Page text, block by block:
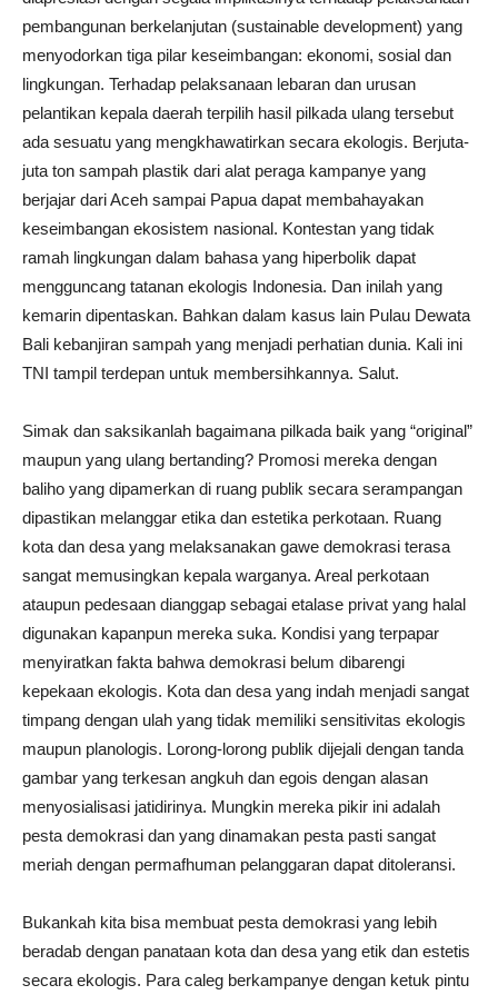
pembangunan berkelanjutan (sustainable development) yang
menyodorkan tiga pilar keseimbangan: ekonomi, sosial dan
lingkungan. Terhadap pelaksanaan lebaran dan urusan
pelantikan kepala daerah terpilih hasil pilkada ulang tersebut
ada sesuatu yang mengkhawatirkan secara ekologis. Berjuta-
juta ton sampah plastik dari alat peraga kampanye yang
berjajar dari Aceh sampai Papua dapat membahayakan
keseimbangan ekosistem nasional. Kontestan yang tidak
ramah lingkungan dalam bahasa yang hiperbolik dapat
mengguncang tatanan ekologis Indonesia. Dan inilah yang
kemarin dipentaskan. Bahkan dalam kasus lain Pulau Dewata
Bali kebanjiran sampah yang menjadi perhatian dunia. Kali ini
TNI tampil terdepan untuk membersihkannya. Salut.
Simak dan saksikanlah bagaimana pilkada baik yang “original”
maupun yang ulang bertanding? Promosi mereka dengan
baliho yang dipamerkan di ruang publik secara serampangan
dipastikan melanggar etika dan estetika perkotaan. Ruang
kota dan desa yang melaksanakan gawe demokrasi terasa
sangat memusingkan kepala warganya. Areal perkotaan
ataupun pedesaan dianggap sebagai etalase privat yang halal
digunakan kapanpun mereka suka. Kondisi yang terpapar
menyiratkan fakta bahwa demokrasi belum dibarengi
kepekaan ekologis. Kota dan desa yang indah menjadi sangat
timpang dengan ulah yang tidak memiliki sensitivitas ekologis
maupun planologis. Lorong-lorong publik dijejali dengan tanda
gambar yang terkesan angkuh dan egois dengan alasan
menyosialisasi jatidirinya. Mungkin mereka pikir ini adalah
pesta demokrasi dan yang dinamakan pesta pasti sangat
meriah dengan permafhuman pelanggaran dapat ditoleransi.
Bukankah kita bisa membuat pesta demokrasi yang lebih
beradab dengan panataan kota dan desa yang etik dan estetis
secara ekologis. Para caleg berkampanye dengan ketuk pintu